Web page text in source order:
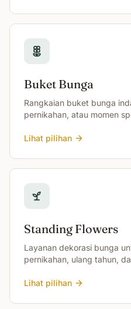
Buket Bunga
Rangkaian buket bunga
pernikahan, atau momen
Lihat pilihan
Standing Flowers
Layanan dekorasi bunga
pernikahan, ulang tahun,
Lihat pilihan